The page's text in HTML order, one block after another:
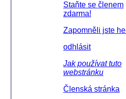
Staňte se členem
zdarma!
Zapomněli jste
odhlásit
Jak používat tuto
webstránku
Členská stránka